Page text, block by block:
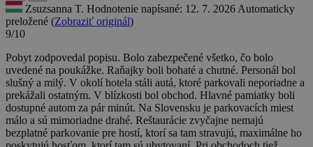
Zsuzsanna T. Hodnotenie napísané: 12. 7. 2026 Automaticky
preložené (Zobraziť originál)
9/10
Pobyt zodpovedal popisu. Bolo zabezpečené všetko, čo bolo
uvedené na poukážke. Raňajky boli bohaté a chutné. Personál bol
slušný a milý. V okolí hotela stáli autá, ktoré parkovali neporiadne a
prekážali ostatným. V blízkosti bol obchod. Hlavné pamiatky boli
dostupné autom za pár minút. Na Slovensku je parkovacích miest
málo a sú mimoriadne drahé. Reštaurácie zvyčajne nemajú
bezplatné parkovanie pre hostí, ktorí sa tam stravujú, maximálne ho